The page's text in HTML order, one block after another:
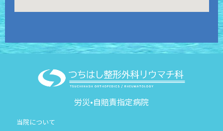
労災•自賠責指定病院
当院について